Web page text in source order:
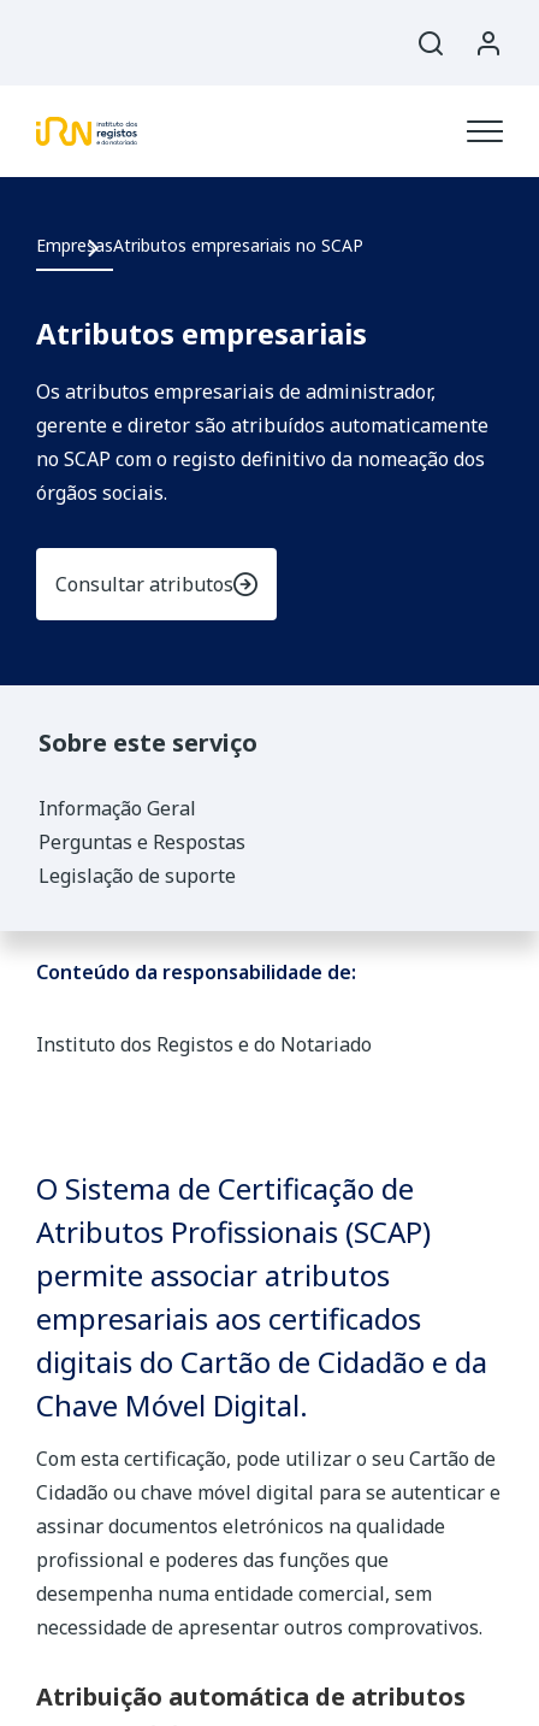
EmpresasAtributos empresariais no SCAP
Atributos empresariais
Os atributos empresariais de administrador,
gerente e diretor são atribuídos automaticamente
no SCAP com o registo definitivo da nomeação dos
órgãos sociais.
Consultar atributos
O Sistema de Certificação de
Atributos Profissionais (SCAP)
permite associar atributos
empresariais aos certificados
digitais do Cartão de Cidadão e da
Chave Móvel Digital.
Com esta certificação, pode utilizar o seu Cartão de
Cidadão ou chave móvel digital para se autenticar e
assinar documentos eletrónicos na qualidade
profissional e poderes das funções que
desempenha numa entidade comercial, sem
necessidade de apresentar outros comprovativos.
Atribuição automática de atributos
Sobre este serviço
Informação Geral
Perguntas e Respostas
Legislação de suporte
Conteúdo da responsabilidade de:
Instituto dos Registos e do Notariado